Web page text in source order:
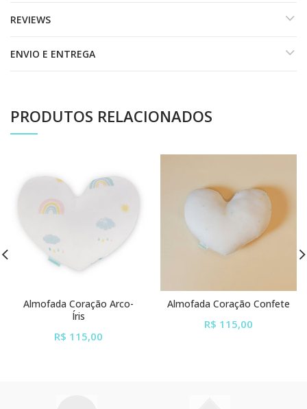
REVIEWS
ENVIO E ENTREGA
PRODUTOS RELACIONADOS
Almofada Coração Arco-
Íris
R$ 115,00
Almofada Coração Confete
R$ 115,00